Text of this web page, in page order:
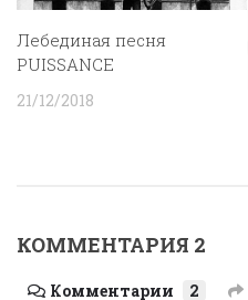
Лебединая песня
PUISSANCE
21/12/2018
КОММЕНТАРИЯ 2
Комментарии 2